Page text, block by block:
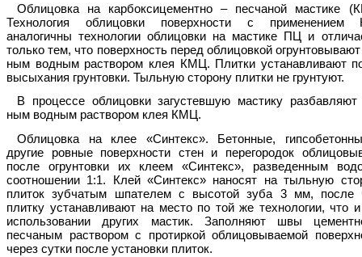
Облицовка на карбоксицементно – песчаной мастике
Технология облицовки поверхности с применением
аналогичны технологии облицовки на мастике ПЦ и
только тем, что поверхность перед облицовкой
ным водным раствором клея КМЦ. Плитки устанавливают
высыхания грунтовки. Тыльную сторону плитки не грунтуют.
В процессе облицовки загустевшую мастику разбавляют
ным водным раствором клея КМЦ.
Облицовка на клее «Синтекс». Бетонные,
другие ровные поверхности стен и перегородок
после огрунтовки их клеем «Синтекс», разведенным
соотношении 1:1. Клей «Синтекс» наносят на тыльную
плиток зубчатым шпателем с высотой зуба 3 мм, после
плитку устанавливают на место по той же технологии, что
использовании других мастик. Заполняют швы
песчаным раствором с протиркой облицовываемой
через сутки после установки плиток.